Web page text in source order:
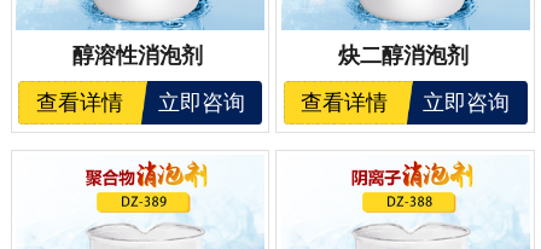
醇溶性消泡剂
查看详情
立即咨询
炔二醇消泡剂
查看详情
立即咨询